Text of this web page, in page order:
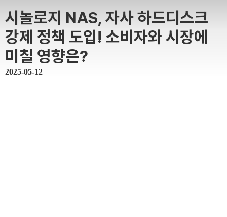
시놀로지 NAS, 자사 하드디스크
강제 정책 도입! 소비자와 시장에
미칠 영향은?
2025-05-12